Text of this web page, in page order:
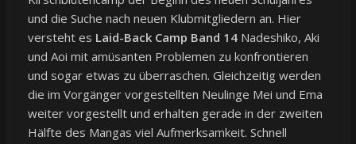
und die Suche nach neuen Klubmitgliedern an. Hier
versteht es Laid-Back Camp Band 14Nadeshiko, Aki
und Aoi mit amüsanten Problemen zu konfrontieren
und sogar etwas zu überraschen. Gleichzeitig werden
die im Vorgänger vorgestellten Neulinge Mei und Ema
weiter vorgestellt und erhalten gerade in der zweiten
Hälfte des Mangas viel Aufmerksamkeit. Schnell